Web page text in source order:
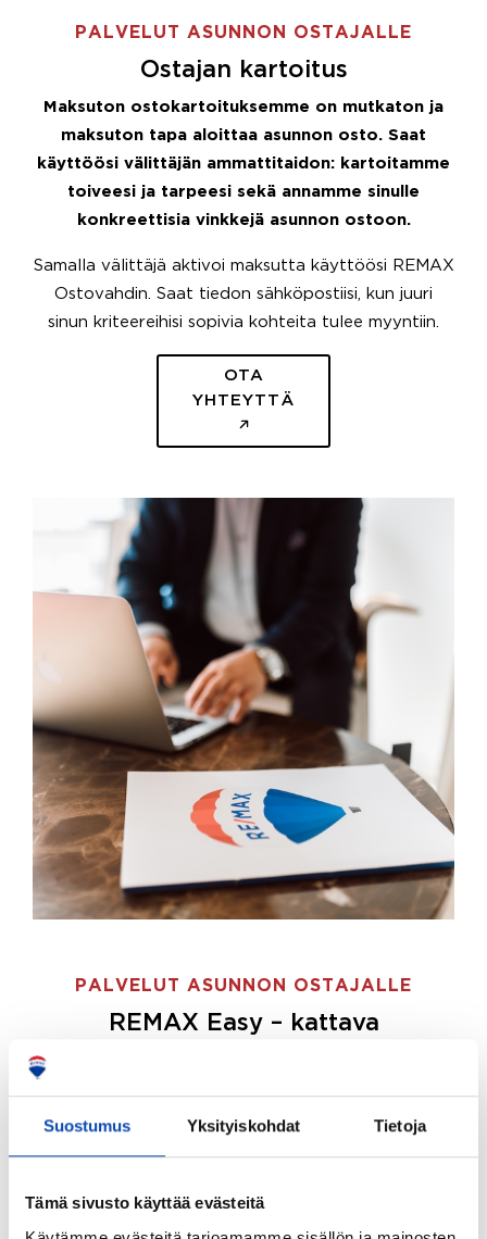
Suostumus Yksityiskohdat Tietoja
Tämä sivusto käyttää evästeitä
PALVELUT ASUNNON OSTAJALLE
Ostajan kartoitus
Maksuton ostokartoituksemme on mutkaton ja
maksuton tapa aloittaa asunnon osto. Saat
käyttöösi välittäjän ammattitaidon: kartoitamme
toiveesi ja tarpeesi sekä annamme sinulle
konkreettisia vinkkejä asunnon ostoon.
Samalla välittäjä aktivoi maksutta käyttöösi REMAX
Ostovahdin. Saat tiedon sähköpostiisi, kun juuri
sinun kriteereihisi sopivia kohteita tulee myyntiin.
OTA
YHTEYTTÄ
PALVELUT ASUNNON OSTAJALLE
REMAX Easy – kattava
ostajille.
Tee ostotoimeksianto ja etsimme juuri